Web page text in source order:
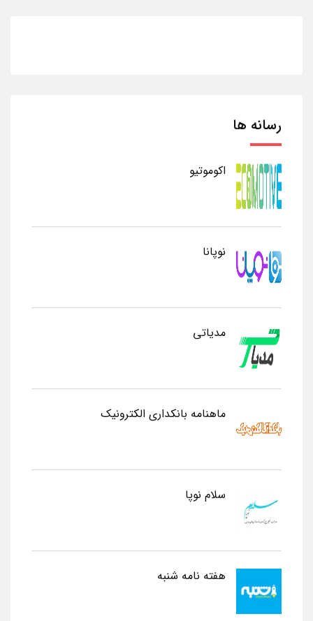
رسانه ها
اکوموتیو
نوپانا
مدیاتی
ماهنامه بانکداری الکترونیک
سلام نوپا
هفته نامه شنبه